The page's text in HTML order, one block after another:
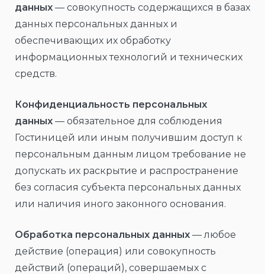
данных — совокупность содержащихся в базах
данных персональных данных и
обеспечивающих их обработку
информационных технологий и технических
средств.
Конфиденциальность персональных
данных — обязательное для соблюдения
Гостиницей или иным получившим доступ к
персональным данным лицом требование не
допускать их раскрытие и распространение
без согласия субъекта персональных данных
или наличия иного законного основания.
Обработка персональных данных — любое
действие (операция) или совокупность
действий (операций), совершаемых с